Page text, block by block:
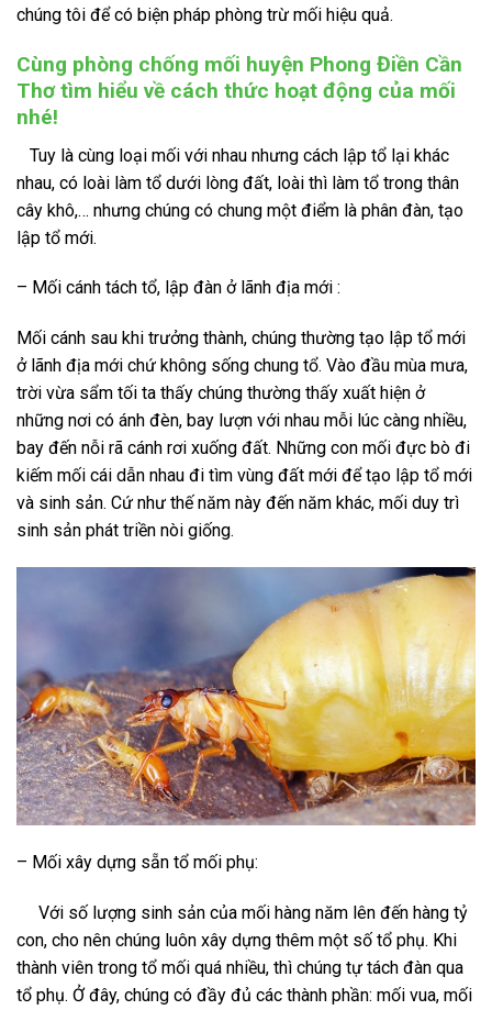
chúng tôi để có biện pháp phòng trừ mối hiệu quả.
Cùng phòng chống mối huyện Phong Điền Cần
Thơ tìm hiểu về cách thức hoạt động của mối
nhé!
Tuy là cùng loại mối với nhau nhưng cách lập tổ lại khác
nhau, có loài làm tổ dưới lòng đất, loài thì làm tổ trong thân
cây khô,… nhưng chúng có chung một điểm là phân đàn, tạo
lập tổ mới.
– Mối cánh tách tổ, lập đàn ở lãnh địa mới :
Mối cánh sau khi trưởng thành, chúng thường tạo lập tổ mới
ở lãnh địa mới chứ không sống chung tổ. Vào đầu mùa mưa,
trời vừa sẩm tối ta thấy chúng thường thấy xuất hiện ở
những nơi có ánh đèn, bay lượn với nhau mỗi lúc càng nhiều,
bay đến nỗi rã cánh rơi xuống đất. Những con mối đực bò đi
kiếm mối cái dẫn nhau đi tìm vùng đất mới để tạo lập tổ mới
và sinh sản. Cứ như thế năm này đến năm khác, mối duy trì
sinh sản phát triền nòi giống.
– Mối xây dựng sẵn tổ mối phụ:
Với số lượng sinh sản của mối hàng năm lên đến hàng tỷ
con, cho nên chúng luôn xây dựng thêm một số tổ phụ. Khi
thành viên trong tổ mối quá nhiều, thì chúng tự tách đàn qua
tổ phụ. Ở đây, chúng có đầy đủ các thành phần: mối vua, mối